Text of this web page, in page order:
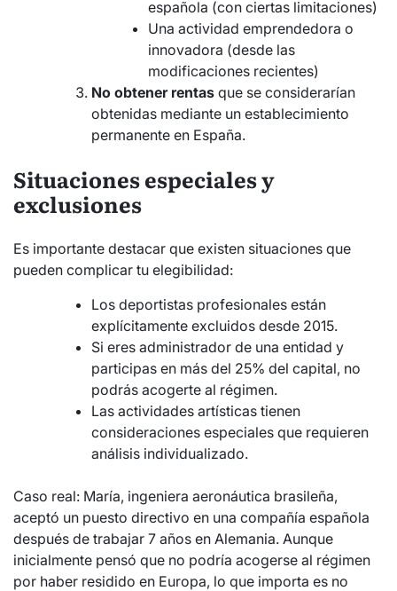
española (con ciertas limitaciones)
Una actividad emprendedora o
innovadora (desde las
modificaciones recientes)
No obtener rentas que se considerarían
obtenidas mediante un establecimiento
permanente en España.
Situaciones especiales y
exclusiones
Es importante destacar que existen situaciones que
pueden complicar tu elegibilidad:
Los deportistas profesionales están
explícitamente excluidos desde 2015.
Si eres administrador de una entidad y
participas en más del 25% del capital, no
podrás acogerte al régimen.
Las actividades artísticas tienen
consideraciones especiales que requieren
análisis individualizado.
Caso real: María, ingeniera aeronáutica brasileña,
aceptó un puesto directivo en una compañía española
después de trabajar 7 años en Alemania. Aunque
inicialmente pensó que no podría acogerse al régimen
por haber residido en Europa, lo que importa es no